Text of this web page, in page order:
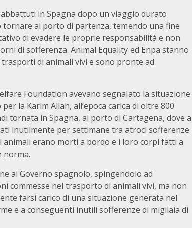
in Spagna dopo un viaggio durato
al porto di partenza, temendo una fine
di evadere le proprie responsabilità e non
di sofferenza. Animal Equality ed Enpa stanno
di animali vivi e sono pronte ad
Foundation avevano segnalato la situazione
la Karim Allah, all’epoca carica di oltre 800
tornata in Spagna, al porto di Cartagena, dove a
inutilmente per settimane tra atroci sofferenze
animali erano morti a bordo e i loro corpi fatti a
norma.
al Governo spagnolo, spingendolo ad
commesse nel trasporto di animali vivi, ma non
farsi carico di una situazione generata nel
e a conseguenti inutili sofferenze di migliaia di